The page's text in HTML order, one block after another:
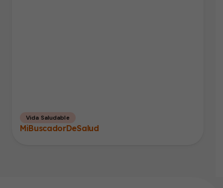
Vida Saludable
MiBuscadorDeSalud